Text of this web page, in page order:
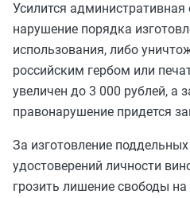
Усилится административная
нарушение порядка
использования, либо
российским гербом или
увеличен до 3 000 рублей, а
правонарушение придется
За изготовление
удостоверений личности
грозить лишение свободы